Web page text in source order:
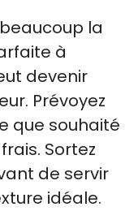
la
à
devenir
Prévoyez
que souhaité
Sortez
de servir
idéale.